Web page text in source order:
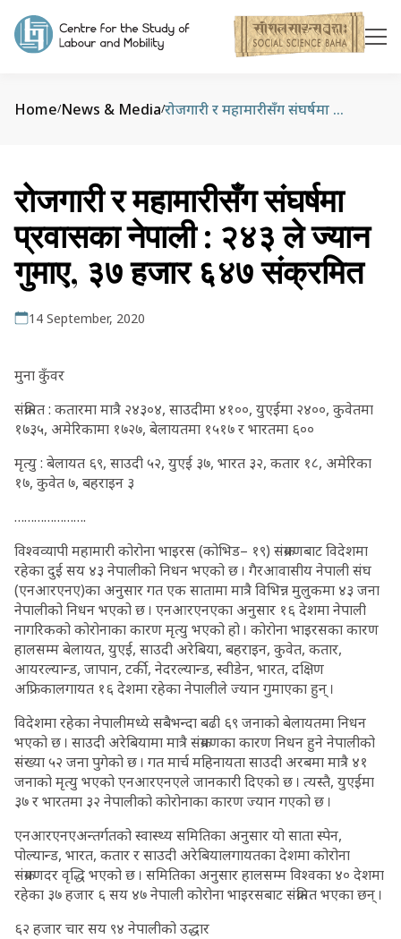
Home/News & Media/ रोजगारी र महामारीसँग संघर्षमा प्रवासका नेपाली : २४३ ले ज्यान गुमाए, ३७ हजार ६४७ संक्रमित
रोजगारी र महामारीसँग संघर्षमा
प्रवासका नेपाली : २४३ ले ज्यान
गुमाए, ३७ हजार ६४७ संक्रमित
14 September, 2020
मुना कुँवर
संक्रमित : कतारमा मात्रै २४३०४, साउदीमा ४१००, युएईमा २४००, कुवेतमा
१७३५, अमेरिकामा १७२७, बेलायतमा १५१७ र भारतमा ६००
मृत्यु : बेलायत ६९, साउदी ५२, युएई ३७, भारत ३२, कतार १८, अमेरिका
१७, कुवेत ७, बहराइन ३
………………….
विश्वव्यापी महामारी कोरोना भाइरस (कोभिड– १९) संक्रमणबाट विदेशमा
रहेका दुई सय ४३ नेपालीको निधन भएको छ । गैरआवासीय नेपाली संघ
(एनआरएनए)का अनुसार गत एक सातामा मात्रै विभिन्न मुलुकमा ४३ जना
नेपालीको निधन भएको छ । एनआरएनएका अनुसार १६ देशमा नेपाली
नागरिकको कोरोनाका कारण मृत्यु भएको हो । कोरोना भाइरसका कारण
हालसम्म बेलायत, युएई, साउदी अरेबिया, बहराइन, कुवेत, कतार,
आयरल्यान्ड, जापान, टर्की, नेदरल्यान्ड, स्वीडेन, भारत, दक्षिण
अफ्रिकालगायत १६ देशमा रहेका नेपालीले ज्यान गुमाएका हुन् ।
विदेशमा रहेका नेपालीमध्ये सबैभन्दा बढी ६९ जनाको बेलायतमा निधन
भएको छ । साउदी अरेबियामा मात्रै संक्रमणका कारण निधन हुने नेपालीको
संख्या ५२ जना पुगेको छ । गत मार्च महिनायता साउदी अरबमा मात्रै ४१
जनाको मृत्यु भएको एनआरएनएले जानकारी दिएको छ । त्यस्तै, युएईमा
३७ र भारतमा ३२ नेपालीको कोरोनाका कारण ज्यान गएको छ ।
एनआरएनएअन्तर्गतको स्वास्थ्य समितिका अनुसार यो साता स्पेन,
पोल्यान्ड, भारत, कतार र साउदी अरेबियालगायतका देशमा कोरोना
संक्रमणदर वृद्धि भएको छ । समितिका अनुसार हालसम्म विश्वका ४० देशमा
रहेका ३७ हजार ६ सय ४७ नेपाली कोरोना भाइरसबाट संक्रमित भएका छन् ।
६२ हजार चार सय ९४ नेपालीको उद्धार